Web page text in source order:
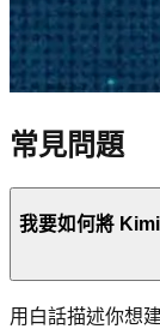
常見問題
我要如何將
用白話描述你想